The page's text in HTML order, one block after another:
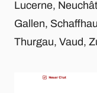
Lucerne,
Gallen,
Thurgau, Vaud,